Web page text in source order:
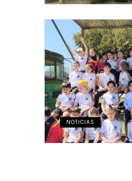
NOTICIAS